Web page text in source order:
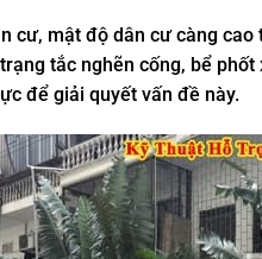
hút bể phốt trong khu vực Mỹ
Mỹ Đức thường chạy qua
cư, mật độ dân cư càng
tắc nghẽn cống, bể phốt
để giải quyết vấn đề này.